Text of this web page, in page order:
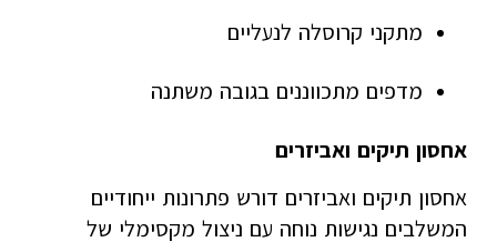
מתקני קרוסלה לנעליים
מדפים מתכווננים בגובה משתנה
אחסון תיקים ואביזרים
אחסון תיקים ואביזרים דורש פתרונות ייחודיים
המשלבים נגישות נוחה עם ניצול מקסימלי של